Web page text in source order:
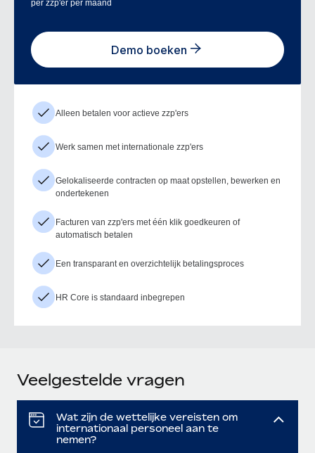
per zzp'er per maand
Demo boeken
Alleen betalen voor actieve zzp'ers
Werk samen met internationale zzp'ers
Gelokaliseerde contracten op maat opstellen, bewerken en
ondertekenen
Facturen van zzp'ers met één klik goedkeuren of
automatisch betalen
Een transparant en overzichtelijk betalingsproces
HR Core is standaard inbegrepen
Wat zijn de wettelijke vereisten om
internationaal personeel aan te
nemen?
Veelgestelde vragen